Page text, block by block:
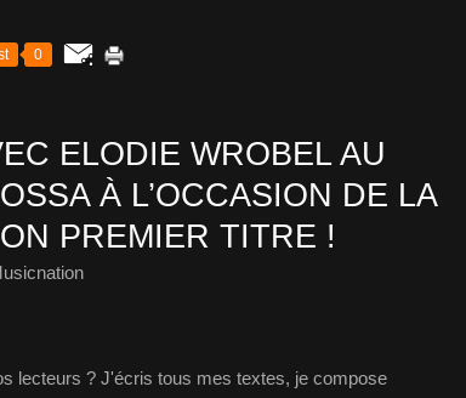
0
ELODIE WROBEL AU
À L’OCCASION DE LA
PREMIER TITRE !
lecteurs ? J'écris tous mes textes, je compose